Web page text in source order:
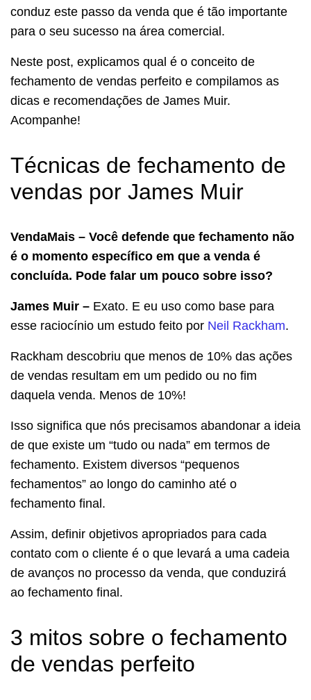
conduz este passo da venda que é tão importante
para o seu sucesso na área comercial.
Neste post, explicamos qual é o conceito de
fechamento de vendas perfeito e compilamos as
dicas e recomendações de James Muir.
Acompanhe!
Técnicas de fechamento de
vendas por James Muir
VendaMais – Você defende que fechamento não
é o momento específico em que a venda é
concluída. Pode falar um pouco sobre isso?
James Muir – Exato. E eu uso como base para
esse raciocínio um estudo feito por Neil Rackham.
Rackham descobriu que menos de 10% das ações
de vendas resultam em um pedido ou no fim
daquela venda. Menos de 10%!
Isso significa que nós precisamos abandonar a ideia
de que existe um “tudo ou nada” em termos de
fechamento. Existem diversos “pequenos
fechamentos” ao longo do caminho até o
fechamento final.
Assim, definir objetivos apropriados para cada
contato com o cliente é o que levará a uma cadeia
de avanços no processo da venda, que conduzirá
ao fechamento final.
3 mitos sobre o fechamento
de vendas perfeito